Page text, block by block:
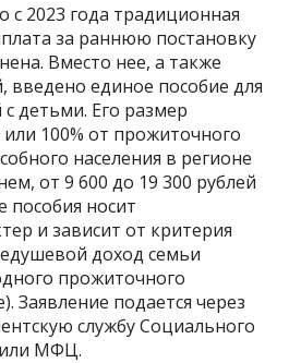
с 2023 года традиционная
за раннюю постановку
Вместо нее, а также
введено единое пособие для
детьми. Его размер
или 100% от прожиточного
населения в регионе
от 9 600 до 19 300 рублей
пособия носит
и зависит от критерия
доход семьи
прожиточного
Заявление подается через
службу Социального
МФЦ.